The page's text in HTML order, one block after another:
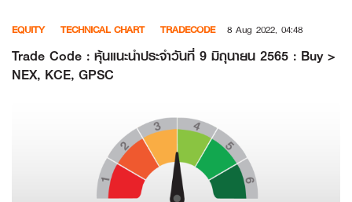
content
EQUITY TECHNICAL CHART TRADECODE 8 Aug 2022, 04:48
Trade Code : หุ้นแนะนำประจำวันที่ 9 มิถุนายน 2565 : Buy >
NEX, KCE, GPSC